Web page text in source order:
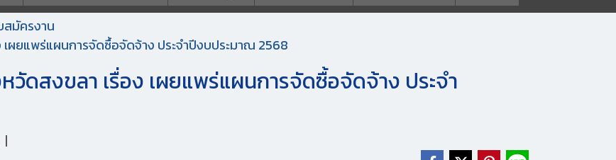
มัครงาน
เผยแพร่แผนการจัดซื้อจัดจ้าง ประจำปีงบประมาณ 2568
วัดสงขลา เรื่อง เผยแพร่แผนการจัดซื้อจัดจ้าง ประจำ
|